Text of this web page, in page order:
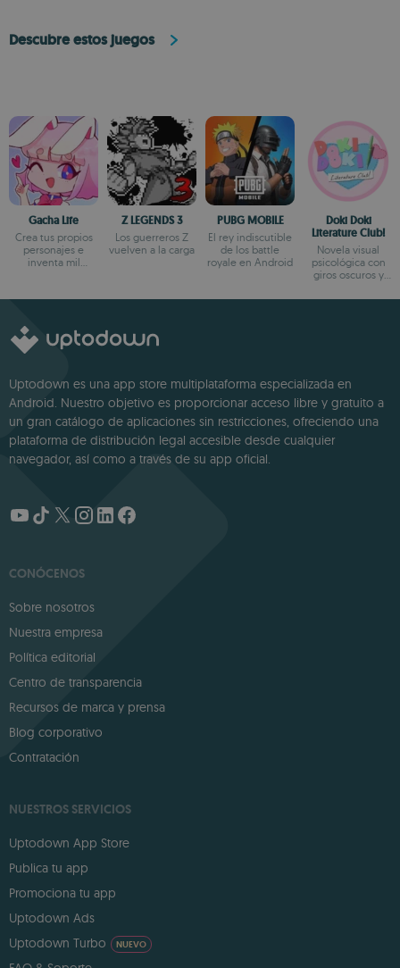
Descubre estos juegos
Gacha Life
Crea tus propios
personajes e
inventa mil
Z LEGENDS 3
Los guerreros Z
vuelven a la carga
PUBG MOBILE
El rey indiscutible
de los battle
royale en Android
Doki Doki
Literature Club!
Novela visual
psicológica con
giros oscuros y
Uptodown es una app store multiplataforma especializada en
Android. Nuestro objetivo es proporcionar acceso libre y gratuito a
un gran catálogo de aplicaciones sin restricciones, ofreciendo una
plataforma de distribución legal accesible desde cualquier
navegador, así como a través de su app oficial.
CONÓCENOS
Sobre nosotros
Nuestra empresa
Política editorial
Centro de transparencia
Recursos de marca y prensa
Blog corporativo
Contratación
NUESTROS SERVICIOS
Uptodown App Store
Publica tu app
Promociona tu app
Uptodown Ads
Uptodown Turbo
NUEVO